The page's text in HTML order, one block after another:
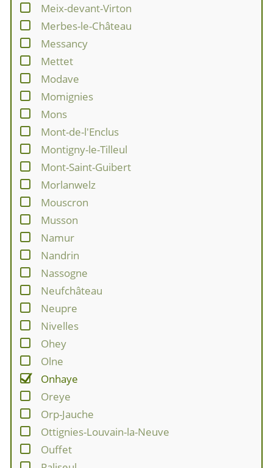
Meix-devant-Virton
Merbes-le-Château
Messancy
Mettet
Modave
Momignies
Mons
Mont-de-l'Enclus
Montigny-le-Tilleul
Mont-Saint-Guibert
Morlanwelz
Mouscron
Musson
Namur
Nandrin
Nassogne
Neufchâteau
Neupre
Nivelles
Ohey
Olne
Onhaye
Oreye
Orp-Jauche
Ottignies-Louvain-la-Neuve
Ouffet